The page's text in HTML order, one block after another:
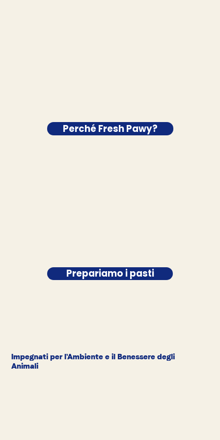
Perché Fresh Pawy?
Prepariamo i pasti
Impegnati per l'Ambiente e il Benessere degli
Animali